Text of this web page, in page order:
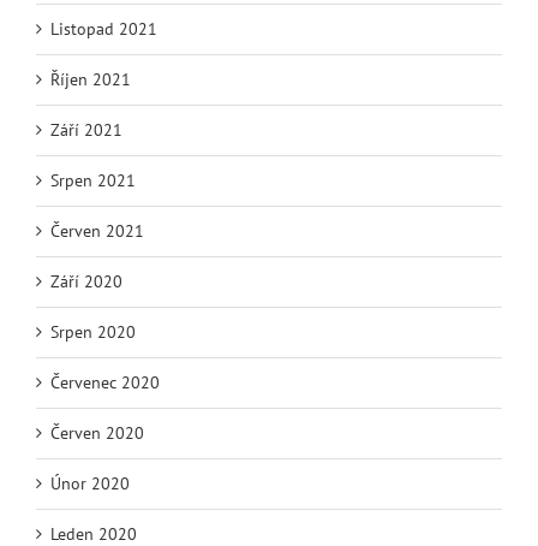
Listopad 2021
Říjen 2021
Září 2021
Srpen 2021
Červen 2021
Září 2020
Srpen 2020
Červenec 2020
Červen 2020
Únor 2020
Leden 2020